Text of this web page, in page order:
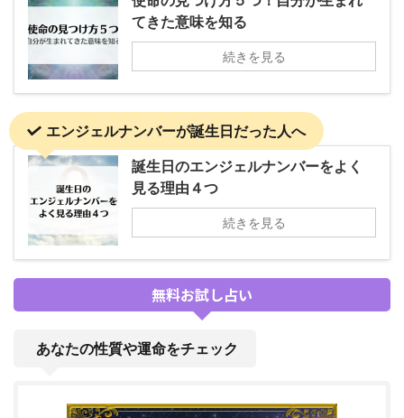
てきた意味を知る
続きを見る
エンジェルナンバーが誕生日だった人へ
誕生日のエンジェルナンバーをよく
見る理由４つ
続きを見る
無料お試し占い
あなたの性質や運命をチェック